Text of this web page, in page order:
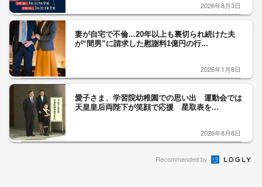
2026年8月3日
妻が自宅で不倫…20年以上も裏切られ続けた夫
が“間男”に請求した慰謝料1億円の行...
2026年1月8日
愛子さま、学習院幼稚園での思い出 運動会では
天皇皇后両陛下が笑顔で応援 星取表を...
2026年8月8日
Recommended by